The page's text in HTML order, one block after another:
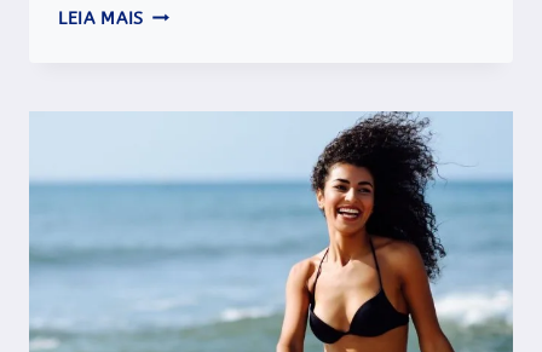
LEIA MAIS 9
COM
PRAIA
NÃO
ESQUECER